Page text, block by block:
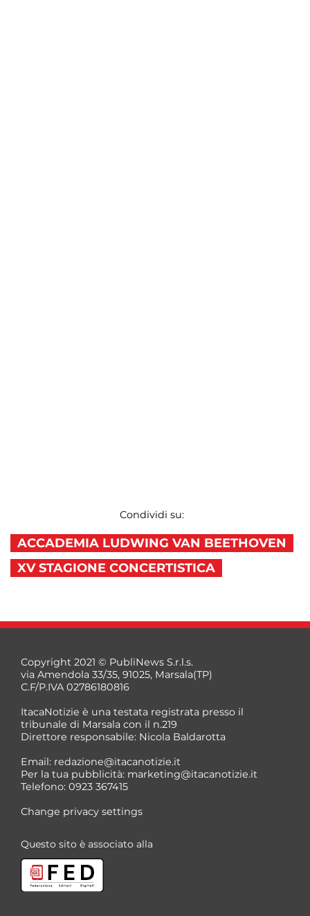
Condividi su:
ACCADEMIA LUDWING VAN BEETHOVEN
XV STAGIONE CONCERTISTICA
Copyright 2021 © PubliNews S.r.l.s.
via Amendola 33/35, 91025, Marsala(TP)
C.F/P.IVA 02786180816
ItacaNotizie è una testata registrata presso il
tribunale di Marsala con il n.219
Direttore responsabile: Nicola Baldarotta
Email: redazione@itacanotizie.it
Per la tua pubblicità: marketing@itacanotizie.it
Telefono: 0923 367415
Change privacy settings
Questo sito è associato alla